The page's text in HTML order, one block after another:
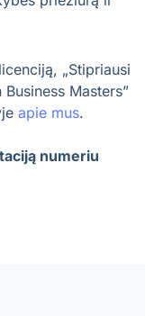
„Stipriausi
Masters”
apie mus.
numeriu